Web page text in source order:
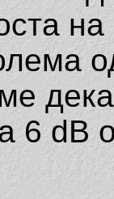
6 dB